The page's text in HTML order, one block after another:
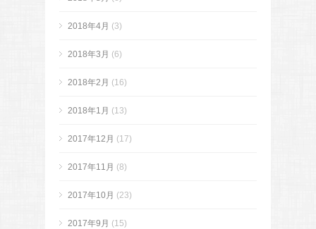
2018年4月 (3)
2018年3月 (6)
2018年2月 (16)
2018年1月 (13)
2017年12月 (17)
2017年11月 (8)
2017年10月 (23)
2017年9月 (15)